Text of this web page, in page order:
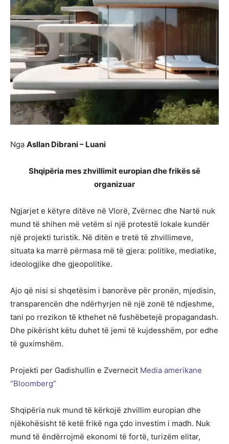
Nga Asllan Dibrani – Luani
Shqipëria mes zhvillimit europian dhe frikës së
organizuar
Ngjarjet e këtyre ditëve në Vlorë, Zvërnec dhe Nartë nuk
mund të shihen më vetëm si një protestë lokale kundër
një projekti turistik. Në ditën e tretë të zhvillimeve,
situata ka marrë përmasa më të gjera: politike, mediatike,
ideologjike dhe gjeopolitike.
Ajo që nisi si shqetësim i banorëve për pronën, mjedisin,
transparencën dhe ndërhyrjen në një zonë të ndjeshme,
tani po rrezikon të kthehet në fushëbetejë propagandash.
Dhe pikërisht këtu duhet të jemi të kujdesshëm, por edhe
të guximshëm.
Projekti per Gadishullin e Zvernecit Media amerikane
“Bloomberg”
Shqipëria nuk mund të kërkojë zhvillim europian dhe
njëkohësisht të ketë frikë nga çdo investim i madh. Nuk
mund të ëndërrojmë ekonomi të fortë, turizëm elitar,